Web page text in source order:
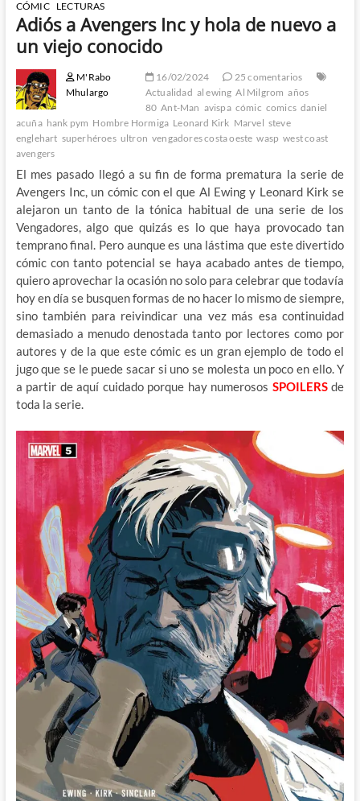
CÓMIC LECTURAS
Adiós a Avengers Inc y hola de nuevo a
un viejo conocido
M'Rabo
Mhulargo
16/02/2024
25 comentarios
Actualidad al ewing Al Milgrom años
80 Ant-Man avispa cómic comics daniel
acuña hank pym Hombre Hormiga Leonard Kirk Marvel steve
englehart superhéroes ultron vengadores costa oeste wasp west coast
avengers
El mes pasado llegó a su fin de forma prematura la serie de
Avengers Inc, un cómic con el que Al Ewing y Leonard Kirk se
alejaron un tanto de la tónica habitual de una serie de los
Vengadores, algo que quizás es lo que haya provocado tan
temprano final. Pero aunque es una lástima que este divertido
cómic con tanto potencial se haya acabado antes de tiempo,
quiero aprovechar la ocasión no solo para celebrar que todavía
hoy en día se busquen formas de no hacer lo mismo de siempre,
sino también para reivindicar una vez más esa continuidad
demasiado a menudo denostada tanto por lectores como por
autores y de la que este cómic es un gran ejemplo de todo el
jugo que se le puede sacar si uno se molesta un poco en ello. Y
a partir de aquí cuidado porque hay numerosos SPOILERSde
toda la serie.